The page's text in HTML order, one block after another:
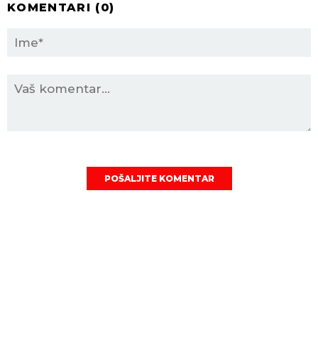
KOMENTARI (0)
POŠALJITE KOMENTAR